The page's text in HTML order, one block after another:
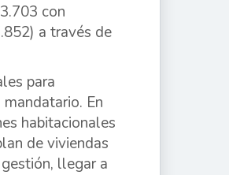
con
a través de
para
En
habitacionales
de viviendas
llegar a